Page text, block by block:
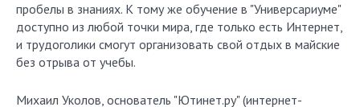
пробелы в знаниях. К тому же обучение в "Универсариуме"
доступно из любой точки мира, где только есть Интернет,
и трудоголики смогут организовать свой отдых в майские
без отрыва от учебы.
Михаил Уколов, основатель "Ютинет.ру" (интернет-